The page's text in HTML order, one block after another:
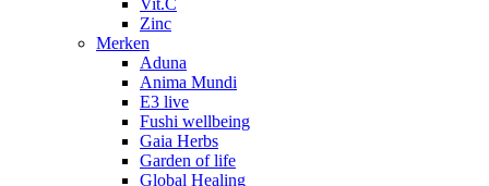
Vit.C
Zinc
Merken
Aduna
Anima Mundi
E3 live
Fushi wellbeing
Gaia Herbs
Garden of life
Global Healing